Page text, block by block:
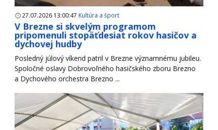
27.07.2026 13:00:47 Kultúra a šport
V Brezne si skvelým programom
pripomenuli stopäťdesiat rokov hasičov a
dychovej hudby
Posledný júlový víkend patril v Brezne významnému jubileu.
Spoločné oslavy Dobrovoľného hasičského zboru Brezno
a Dychového orchestra Brezno ...